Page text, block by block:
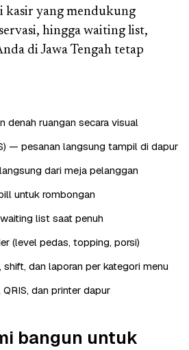
kasir yang mendukung
hingga waiting list,
di Jawa Tengah tetap
denah ruangan secara visual
— pesanan langsung tampil di dapur
dari meja pelanggan
untuk rombongan
list saat penuh
(level pedas, topping, porsi)
shift, dan laporan per kategori menu
dan printer dapur
bangun untuk